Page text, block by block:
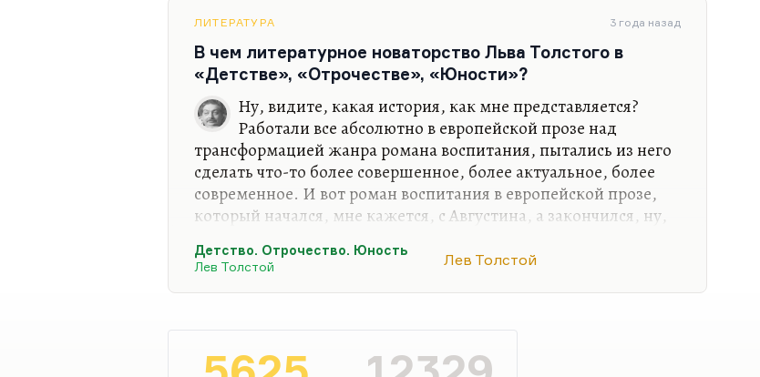
То, что он влюблялся в мужчин,— это не сексуальная
колоссального тщеславия, которое он сознавал и с которым он
работал, ему хотелось быть похожим на успешных и
счастливых людей. Такое «влюбление» описано и в
«Отрочестве», и в «Юности», когда…
ЛИТЕРАТУРА 3 года назад
В чем литературное новаторство Льва Толстого в
«Детстве», «Отрочестве», «Юности»?
Ну, видите, какая история, как мне представляется?
Работали все абсолютно в европейской прозе над
трансформацией жанра романа воспитания, пытались из него
сделать что-то более совершенное, более актуальное, более
современное. И вот роман воспитания в европейской прозе,
который начался, мне кажется, с Августина, а закончился, ну,
промежуточный его этап — это «Исповедь» Руссо. Это попытка
Детство. Отрочество. Юность
Лев Толстой
Лев Толстой